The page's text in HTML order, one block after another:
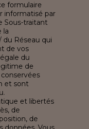
formulaire
informatisé par
Sous-traitant
la
du Réseau qui
de vos
du
de
et sont
et libertés
de
de